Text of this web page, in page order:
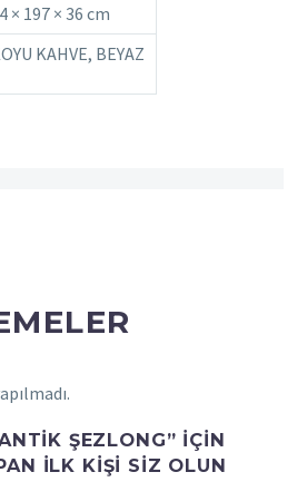
× 197 × 36 cm
KAHVE, BEYAZ
ŞEZLONG” IÇIN
ILK KIŞI SIZ OLUN